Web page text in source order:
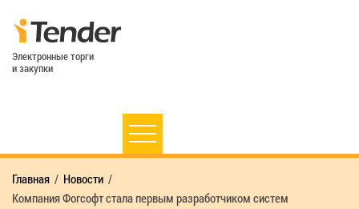
Электронные торги
и закупки
Главная
Новости
Компания Фогсофт стала первым разработчиком систем